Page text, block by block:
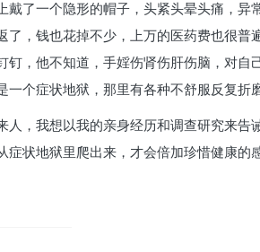
了一个隐形的帽子，头紧头晕头痛，异
，钱也花掉不少，上万的医药费也很普
，他不知道，手婬伤肾伤肝伤脑，对自
个症状地狱，那里有各种不舒服反复折磨
，我想以我的亲身经历和调查研究来告
状地狱里爬出来，才会倍加珍惜健康的